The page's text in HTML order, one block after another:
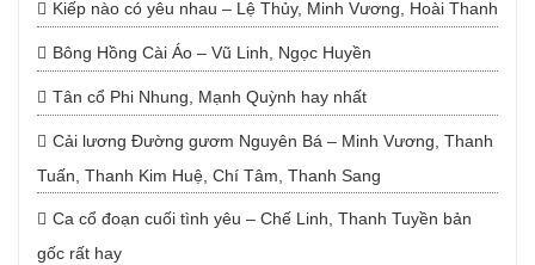
Kiếp nào có yêu nhau – Lệ Thủy, Minh Vương, Hoài Thanh
Bông Hồng Cài Áo – Vũ Linh, Ngọc Huyền
Tân cổ Phi Nhung, Mạnh Quỳnh hay nhất
Cải lương Đường gươm Nguyên Bá – Minh Vương, Thanh
Tuấn, Thanh Kim Huệ, Chí Tâm, Thanh Sang
Ca cổ đoạn cuối tình yêu – Chế Linh, Thanh Tuyền bản
gốc rất hay